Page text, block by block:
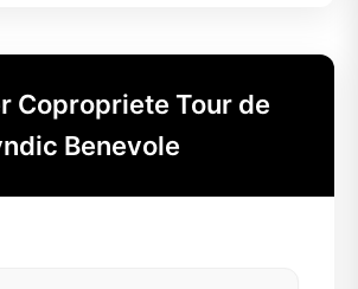
Copropriete Tour de
Benevole